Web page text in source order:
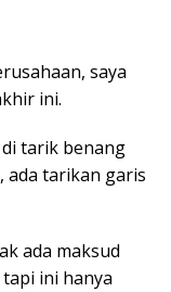
saya
ini.
tarik benang
ada tarikan garis
ada maksud
ini hanya